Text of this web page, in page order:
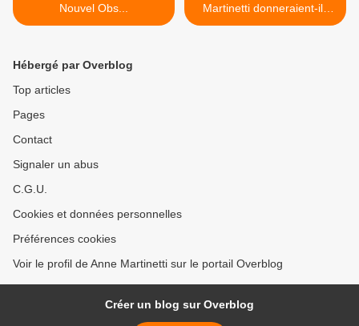
Nouvel Obs...
Martinetti donneraient-ils
envie de cuisiner ? >
Hébergé par Overblog
Top articles
Pages
Contact
Signaler un abus
C.G.U.
Cookies et données personnelles
Préférences cookies
Voir le profil de Anne Martinetti sur le portail Overblog
Créer un blog sur Overblog